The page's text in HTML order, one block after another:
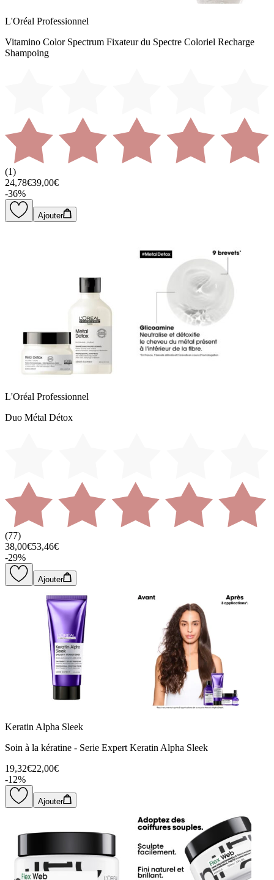
L'Oréal Professionnel
Vitamino Color Spectrum Fixateur du Spectre Coloriel Recharge
Shampoing
(1)
24,78€39,00€
-36%
Ajouter
L'Oréal Professionnel
Duo Métal Détox
(77)
38,00€53,46€
-29%
Ajouter
Keratin Alpha Sleek
Soin à la kératine - Serie Expert Keratin Alpha Sleek
19,32€22,00€
-12%
Ajouter